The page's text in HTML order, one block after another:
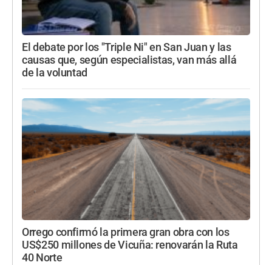
El debate por los "Triple Ni" en San Juan y las
causas que, según especialistas, van más allá
de la voluntad
Orrego confirmó la primera gran obra con los
US$250 millones de Vicuña: renovarán la Ruta
40 Norte